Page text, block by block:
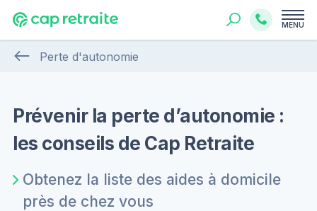
MENU
Perte d'autonomie
Prévenir la perte d’autonomie :
les conseils de Cap Retraite
Obtenez la liste des aides à domicile
près de chez vous